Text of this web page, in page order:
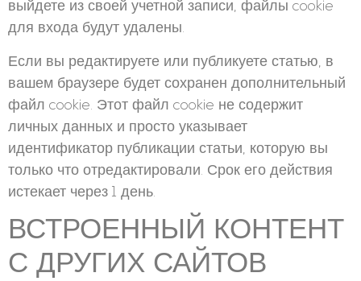
выйдете из своей учетной записи, файлы cookie
для входа будут удалены.
Если вы редактируете или публикуете статью, в
вашем браузере будет сохранен дополнительный
файл cookie. Этот файл cookie не содержит
личных данных и просто указывает
идентификатор публикации статьи, которую вы
только что отредактировали. Срок его действия
истекает через 1 день.
ВСТРОЕННЫЙ КОНТЕНТ
С ДРУГИХ САЙТОВ